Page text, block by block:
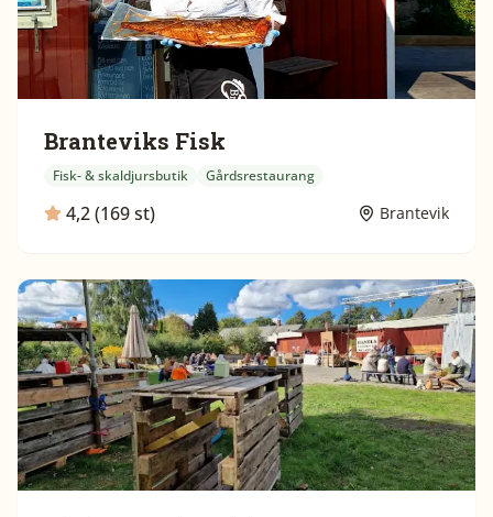
Branteviks Fisk
Fisk- & skaldjursbutik Gårdsrestaurang
4,2 (169 st) Brantevik